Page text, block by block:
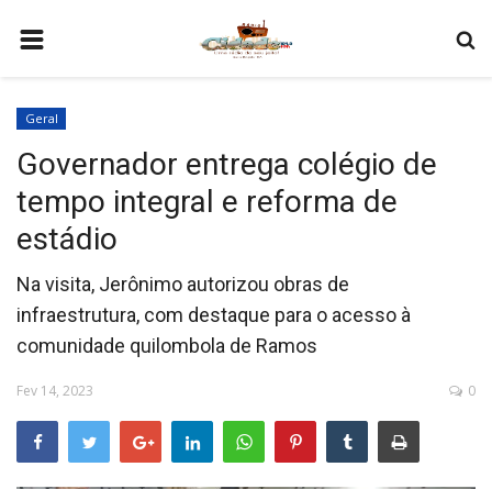
COMO SER PARCEIRO
PROGRAMAÇÃO
QUEM SOMOS
Geral
Governador entrega colégio de
tempo integral e reforma de
estádio
Na visita, Jerônimo autorizou obras de
infraestrutura, com destaque para o acesso à
comunidade quilombola de Ramos
Fev 14, 2023 0